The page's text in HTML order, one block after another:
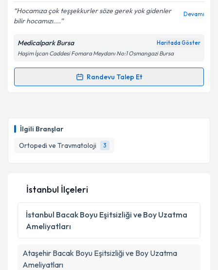
İlgili Branşlar
Ortopedi ve Travmatoloji
3
kapsamda işlenmesini kabul ediyorum.
Takvim Talebini Gönder
Hocamıza çok teşşekkurler söze gerek yok gidenler
bilir hocamızı....
Devamı
Medicalpark Bursa Haritada Göster
Haşim İşcan Caddesi Fomara Meydanı No:1 Osmangazi Bursa
Randevu Talep Et
Randevu Takvimi Talebi
takvim hazırlandığında e-posta ile bilgilendireceğiz.
Kişisel verilerimin işlenmesine ilişkinAydınlatma
Metni
'ni okudum ve kişisel verilerimin belirtilen
kapsamda işlenmesini kabul ediyorum.
Takvim Talebini Gönder
İstanbul İlçeleri
İstanbul Bacak Boyu Eşitsizliği ve Boy Uzatma
Ameliyatları
Ataşehir Bacak Boyu Eşitsizliği ve Boy Uzatma
Ameliyatları